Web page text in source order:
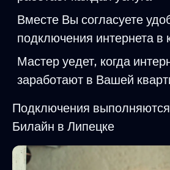
Вместе Вы согласуете
подключения интернета в
Мастер уедет, когда
заработают в Вашей
Подключения
Билайн в Липецке